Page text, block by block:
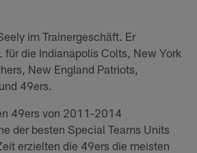
im Trainergeschäft. Er
für die Indianapolis Colts, New York
New England Patriots,
49ers.
49ers von 2011-2014
der besten Special Teams Units
erzielten die 49ers die meisten